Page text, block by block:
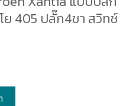
ย 405 ปลั๊ก4ขา สวิทช์